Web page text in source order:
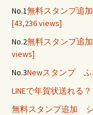
No.1無料スタンプ追
[43,236 views]
No.2無料スタンプ追
views]
No.3Newスタンプ ふ
LINEで年賀状送れる？
無料スタンプ追加